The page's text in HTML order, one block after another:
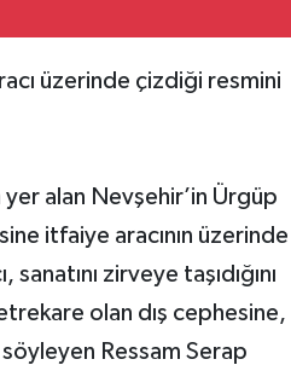
üzerinde çizdiği resmini
alan Nevşehir’in Ürgüp
itfaiye aracının üzerinde
zirveye taşıdığını
olan dış cephesine,
Ressam Serap